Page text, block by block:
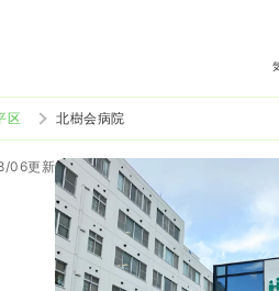
区 北樹会病院
06更新